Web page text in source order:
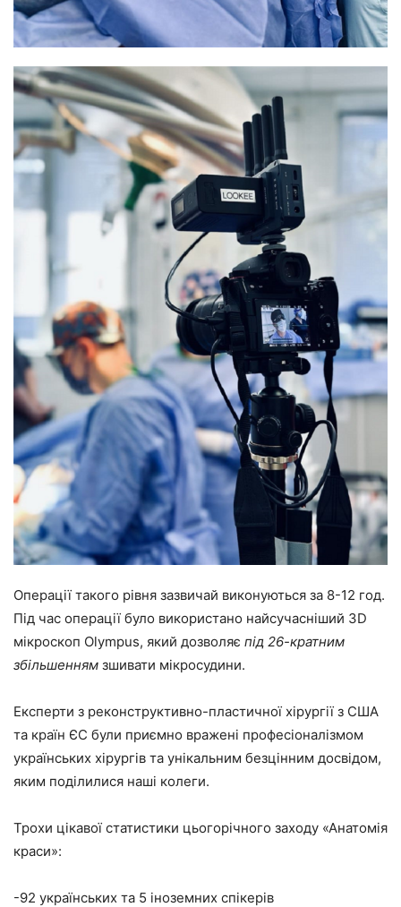
Операції такого рівня зазвичай виконуються за 8-12 год.
Під час операції було використано найсучасніший 3D
мікроскоп Olympus, який дозволяє під 26-кратним
збільшенням зшивати мікросудини.
Експерти з реконструктивно-пластичної хірургії з США
та країн ЄС були приємно вражені професіоналізмом
українських хірургів та унікальним безцінним досвідом,
яким поділилися наші колеги.
Трохи цікавої статистики цьогорічного заходу «Анатомія
краси»:
-92 українських та 5 іноземних спікерів